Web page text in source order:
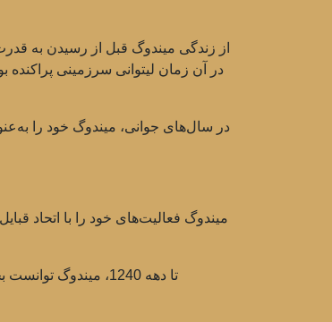
در آن زمان لیتوانی سرزمینی پراکنده
در سال‌های جوانی، میندوگ خود را
میندوگ فعالیت‌های خود را با اتحاد